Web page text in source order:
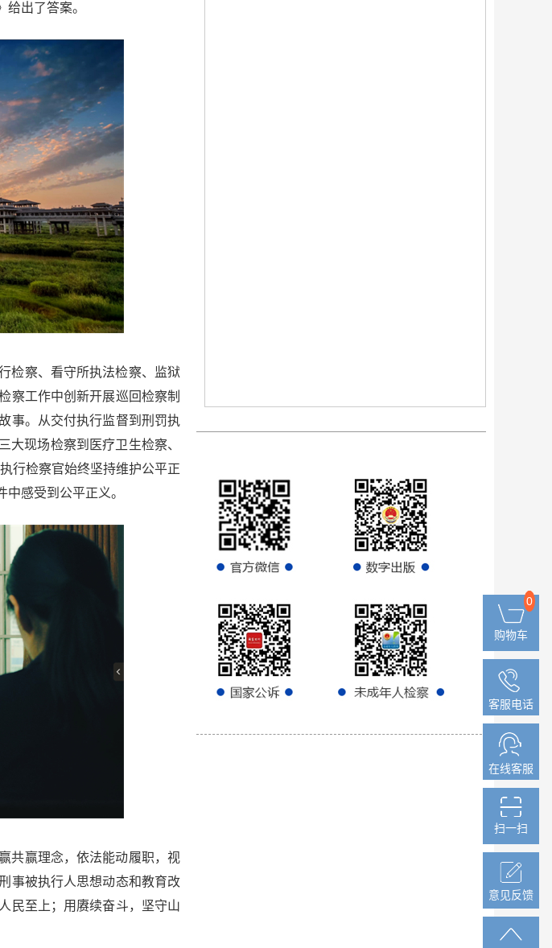
出了答案。
检察、看守所执法检察、监狱
察工作中创新开展巡回检察制
事。从交付执行监督到刑罚执
大现场检察到医疗卫生检察、
行检察官始终坚持维护公平正
感受到公平正义。
共赢理念，依法能动履职，视
事被执行人思想动态和教育改
民至上；用赓续奋斗，坚守山
0
购物车
客服电话
在线客服
扫一扫
意见反馈
0
购物车
客服电话
在线客服
扫一扫
意见反馈